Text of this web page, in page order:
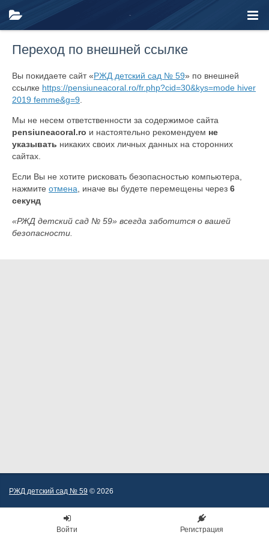
Переход по внешней ссылке
Вы покидаете сайт «РЖД детский сад № 59» по внешней
ссылке https://pensiuneacoral.ro/fr.php?cid=30&kys=mode hiver
2019 femme&g=9
Мы не несем ответственности за содержимое сайта
pensiuneacoral.ro и настоятельно рекомендуем не
указывать никаких своих личных данных на сторонних
сайтах.
Если Вы не хотите рисковать безопасностью компьютера,
нажмите отмена , иначе вы будете перемещены через 6
секунд
«РЖД детский сад № 59» всегда заботится о вашей
безопасности.
РЖД детский сад № 59 © 2026
Войти Регистрация